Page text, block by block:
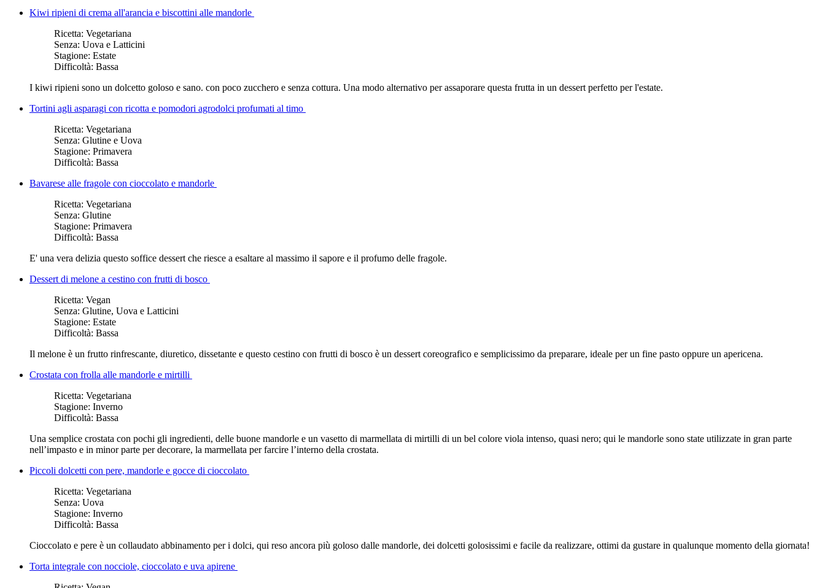
Kiwi ripieni di crema all'arancia e biscottini alle mandorle
Ricetta: Vegetariana
Senza: Uova e Latticini
Stagione: Estate
Difficoltà: Bassa
I kiwi ripieni sono un dolcetto goloso e sano. con poco zucchero e senza cottura. Una modo alternativo per assaporare questa frutta in un dessert perfetto per l'estate.
Tortini agli asparagi con ricotta e pomodori agrodolci profumati al timo
Ricetta: Vegetariana
Senza: Glutine e Uova
Stagione: Primavera
Difficoltà: Bassa
Bavarese alle fragole con cioccolato e mandorle
Ricetta: Vegetariana
Senza: Glutine
Stagione: Primavera
Difficoltà: Bassa
E' una vera delizia questo soffice dessert che riesce a esaltare al massimo il sapore e il profumo delle fragole.
Dessert di melone a cestino con frutti di bosco
Ricetta: Vegan
Senza: Glutine, Uova e Latticini
Stagione: Estate
Difficoltà: Bassa
Il melone è un frutto rinfrescante, diuretico, dissetante e questo cestino con frutti di bosco è un dessert coreografico e semplicissimo da preparare, ideale per un fine pasto oppure un apericena.
Crostata con frolla alle mandorle e mirtilli
Ricetta: Vegetariana
Stagione: Inverno
Difficoltà: Bassa
Una semplice crostata con pochi gli ingredienti, delle buone mandorle e un vasetto di marmellata di mirtilli di un bel colore viola intenso, quasi nero; qui le mandorle sono state utilizzate in gran parte
nell’impasto e in minor parte per decorare, la marmellata per farcire l’interno della crostata.
Piccoli dolcetti con pere, mandorle e gocce di cioccolato
Ricetta: Vegetariana
Senza: Uova
Stagione: Inverno
Difficoltà: Bassa
Cioccolato e pere è un collaudato abbinamento per i dolci, qui reso ancora più goloso dalle mandorle, dei dolcetti golosissimi e facile da realizzare, ottimi da gustare in qualunque momento della giornata!
Torta integrale con nocciole, cioccolato e uva apirene